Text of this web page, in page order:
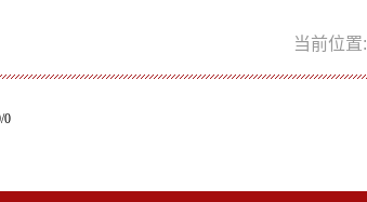
当前位置:
0